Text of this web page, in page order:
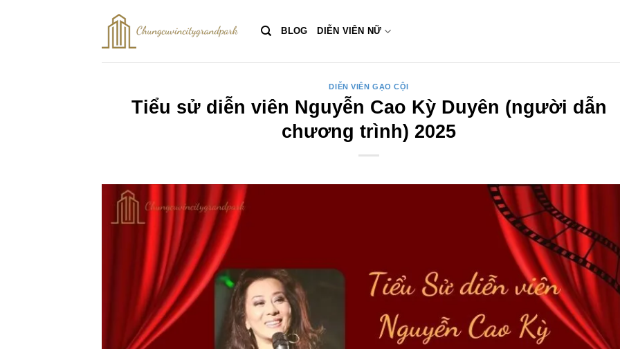
BLOG DIỄN VIÊN NỮ
DIỄN VIÊN GẠO CỘI
Tiểu sử diễn viên Nguyễn Cao Kỳ Duyên (người dẫn
chương trình) 2025